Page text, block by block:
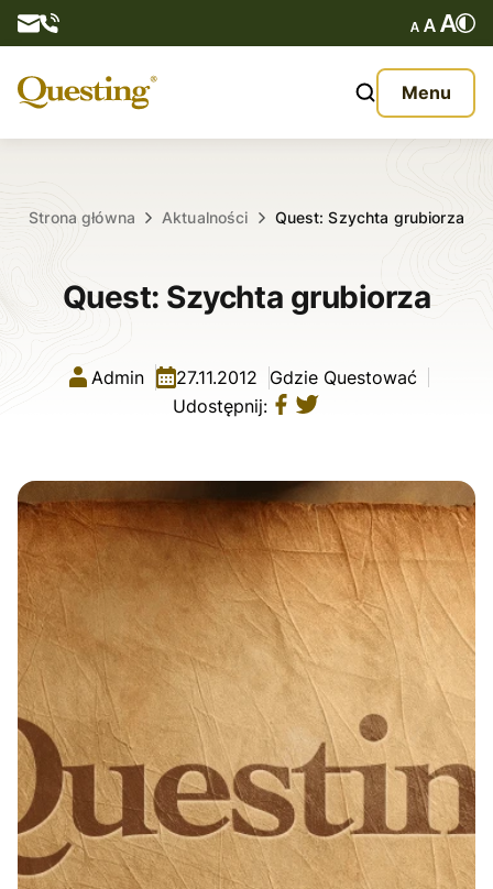
Menu
O nas
Strona główna Aktualności Quest: Szychta grubiorza
Quest: Szychta grubiorza
Admin 27.11.2012
Gdzie Questować
Udostępnij: